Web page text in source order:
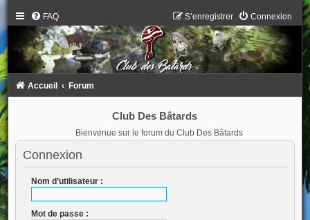
FAQ Connexion
S’enregistrer
Accueil Forum
Club Des Bâtards
Bienvenue sur le forum du Club Des Bâtards
Connexion
Nom d’utilisateur :
Mot de passe :